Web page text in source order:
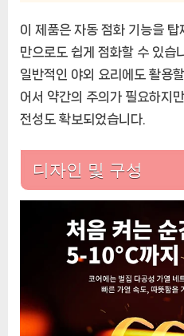
이 제품은 자동 점화 기능을
만으로도 쉽게 점화할 수 있습
일반적인 야외 요리에도 활용
어서 약간의 주의가 필요하지
전성도 확보되었습니다.
디자인 및 구성